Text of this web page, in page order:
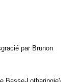
par Brunon